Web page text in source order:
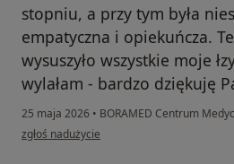
stopniu, a przy tym była
empatyczna i opiekuńcza.
wysuszyło wszystkie moje
wylałam - bardzo dziękuję
25 maja 2026 • BORAMED Centrum
w opinii użytkownika Julia
zgłoś nadużycie